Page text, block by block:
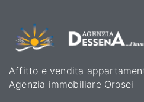
Affitto e vendita
Agenzia immobiliare Orosei